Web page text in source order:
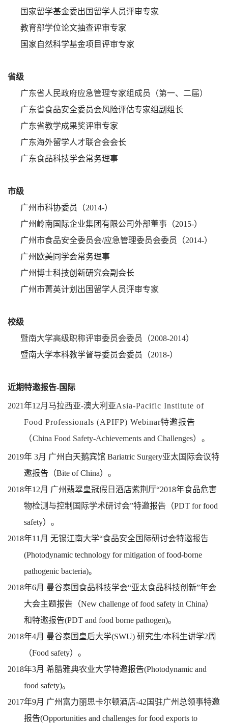
国家留学基金委出国留学人员评审专家
教育部学位论文抽查评审专家
国家自然科学基金项目评审专家
省级
广东省人民政府应急管理专家组成员（第一、二届）
广东省食品安全委员会风险评估专家组副组长
广东省教学成果奖评审专家
广东海外留学人才联合会会长
广东食品科技学会常务理事
市级
广州市科协委员（2014-）
广州岭南国际企业集团有限公司外部董事（2015-）
广州市食品安全委员会/应急管理委员会委员（2014-）
广州欧美同学会常务理事
广州博士科技创新研究会副会长
广州市菁英计划出国留学人员评审专家
校级
暨南大学高级职称评审委员会委员（2008-2014）
暨南大学本科教学督导委员会委员（2018-）
近期特邀报告-国际
2021年12月马拉西亚-澳大利亚Asia-Pacific Institute of
Food Professionals (APIFP) Webinar特邀报告
（China Food Safety-Achievements and Challenges）。
2019年 3月 广州白天鹅宾馆 Bariatric Surgery亚太国际会议特
邀报告（Bite of China）。
2018年12月 广州翡翠皇冠假日酒店紫荆厅“2018年食品危害
物检测与控制国际学术研讨会”特邀报告（PDT for food
safety）。
2018年11 月 无锡江南大学“食品安全国际研讨会特邀报告
(Photodynamic technology for mitigation of food-borne
pathogenic bacteria)。
2018年6月 曼谷泰国食品科技学会“亚太食品科技创新”年会
大会主题报告（New challenge of food safety in China）
和特邀报告(PDT and food borne pathogen)。
2018年4月 曼谷泰国皇后大学(SWU) 研究生/本科生讲学2周
（Food safety）。
2018年3月 希腊雅典农业大学特邀报告(Photodynamic and
food safety)。
2017年9月 广州富力丽思卡尔顿酒店-42 国驻广州总领事特邀
报告(Opportunities and challenges for food exports to